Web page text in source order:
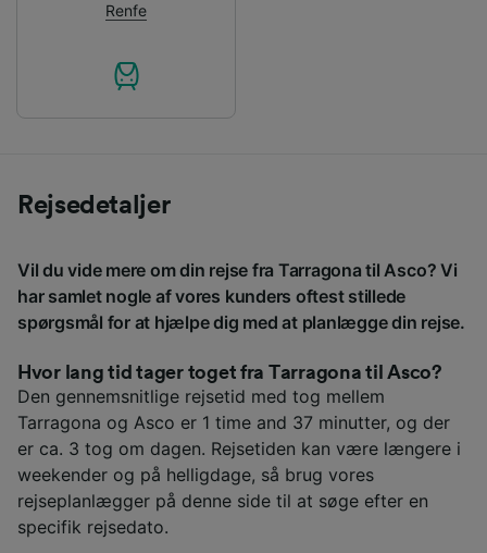
Renfe
Rejsedetaljer
Vil du vide mere om din rejse fra Tarragona til Asco? Vi
har samlet nogle af vores kunders oftest stillede
spørgsmål for at hjælpe dig med at planlægge din rejse.
Hvor lang tid tager toget fra Tarragona til Asco?
Den gennemsnitlige rejsetid med tog mellem
Tarragona og Asco er 1 time and 37 minutter, og der
er ca. 3 tog om dagen. Rejsetiden kan være længere i
weekender og på helligdage, så brug vores
rejseplanlægger på denne side til at søge efter en
specifik rejsedato.